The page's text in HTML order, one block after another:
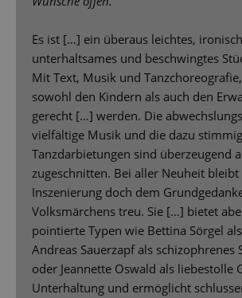
Es ist […] ein überaus leichtes,
unterhaltsames und beschwingtes
Mit Text, Musik und
sowohl den Kindern als auch den
gerecht […] werden. Die
vielfältige Musik und die dazu
Tanzdarbietungen sind überzeugend
zugeschnitten. Bei aller Neuheit bleibt
Inszenierung doch dem
Volksmärchens treu. Sie […] bietet
pointierte Typen wie Bettina Sörgel
Andreas Sauerzapf als schizophrenes
oder Jeannette Oswald als liebestolle
Unterhaltung und ermöglicht